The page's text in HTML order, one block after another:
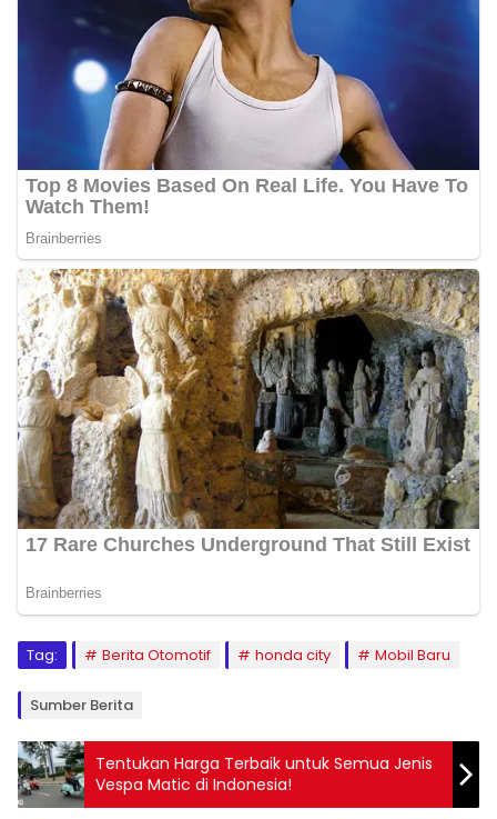
Tag: Berita Otomotif honda city Mobil Baru
Sumber Berita
Tentukan Harga Terbaik untuk Semua Jenis
Vespa Matic di Indonesia!